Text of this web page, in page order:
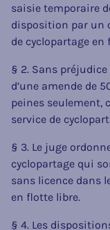
saisie temporaire
disposition par un
de cyclopartage en
§ 2. Sans
d’une amende de
peines seulement,
service de
§ 3. Le juge
cyclopartage qui
sans licence dans
en flotte libre.
§ 4. Les